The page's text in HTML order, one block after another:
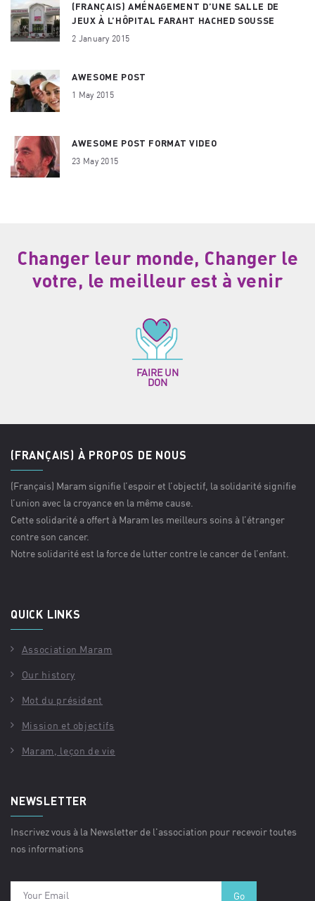
(FRANÇAIS) AMÉNAGEMENT D’UNE SALLE DE
JEUX À L’HÔPITAL FARAHT HACHED SOUSSE
2 January 2015
AWESOME POST
1 May 2015
AWESOME POST FORMAT VIDEO
23 May 2015
Changer leur monde, Changer le
votre, le meilleur est à venir
FAIRE UN
DON
(FRANÇAIS) À PROPOS DE NOUS
(Français) Maram signifie l’espoir et l’objectif, la solidarité signifie
l’union avec la croyance en la même cause.
Cette solidarité a offert à Maram les meilleurs soins à l’étranger
contre son cancer.
Notre solidarité est la force de lutter contre le cancer de l’enfant.
QUICK LINKS
Association Maram
Our history
Mot du président
Mission et objectifs
Maram, leçon de vie
NEWSLETTER
Inscrivez vous à la Newsletter de l'association pour recevoir toutes
nos informations